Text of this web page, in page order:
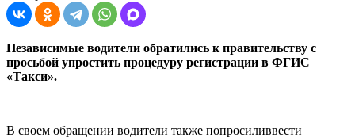
Независимые водители обратились к правительству с
просьбой упростить процедуру регистрации в ФГИС
«Такси».
В своем обращении водители также попросиливвести